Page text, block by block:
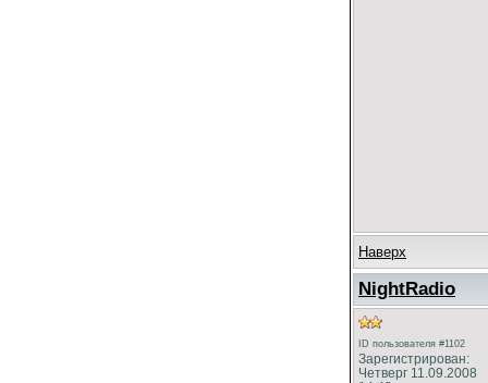
Наверх
NightRadio
ID пользователя #1102
Зарегистрирован:
Четверг 11.09.2008